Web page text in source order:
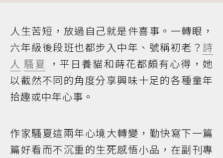
人生苦短，放過自己就是件喜事。一轉眼，
六年級後段班也都步入中年、號稱初老？ 詩
人 騷夏 ，平日養貓和蒔花都頗有心得，她
以截然不同的角度分享興味十足的各種童年
拾趣或中年心事。
作家騷夏這兩年心境大轉變，勤快寫下一篇
篇好看而不沉重的生死感悟小品，在副刊專